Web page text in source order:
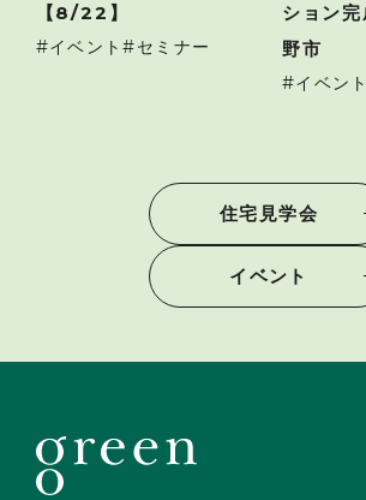
【8/22】
イベント セミナー
ション
野市
イベント
住宅見学会
イベント